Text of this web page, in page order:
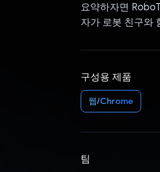
요약하자면
자가 로봇 친구와
구성용 제품
웹/Chrome
팀